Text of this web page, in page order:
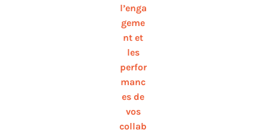
l’enga
geme
nt et
les
perfor
manc
es de
vos
collab